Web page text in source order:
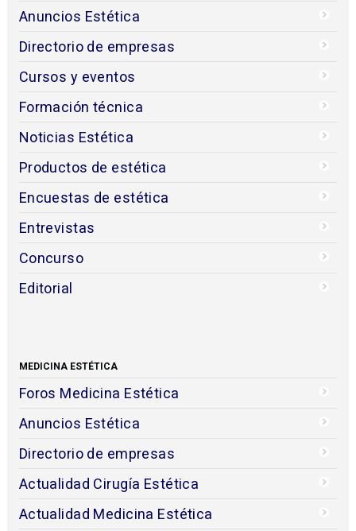
Anuncios Estética
Directorio de empresas
Cursos y eventos
Formación técnica
Noticias Estética
Productos de estética
Encuestas de estética
Entrevistas
Concurso
Editorial
MEDICINA ESTÉTICA
Foros Medicina Estética
Anuncios Estética
Directorio de empresas
Actualidad Cirugía Estética
Actualidad Medicina Estética